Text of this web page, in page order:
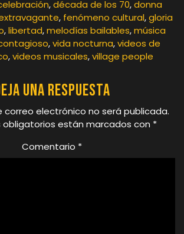
,década de los 70,donna
, fenómeno cultural,gloria
,libertad,melodías bailables,música
,vida nocturna,videos de
,videos musicales,village people
una respuesta
correo electrónico no será publicada.
obligatorios están marcados con *
Comentario *